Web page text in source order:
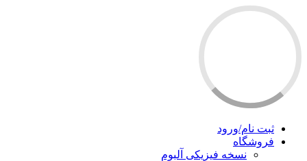
ثبت نام/ورود
فروشگاه
نسخه فیزیکی آلبوم